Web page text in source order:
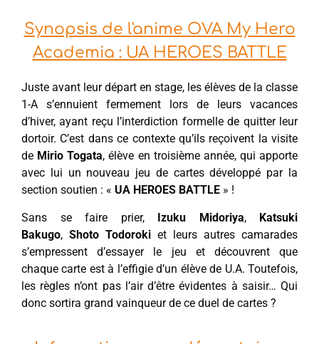
Synopsis de l'anime OVA My Hero
Academia : UA HEROES BATTLE
Juste avant leur départ en stage, les élèves de la classe
1-A s’ennuient fermement lors de leurs vacances
d’hiver, ayant reçu l’interdiction formelle de quitter leur
dortoir. C’est dans ce contexte qu’ils reçoivent la visite
de Mirio Togata, élève en troisième année, qui apporte
avec lui un nouveau jeu de cartes développé par la
section soutien : « UA HEROES BATTLE » !
Sans se faire prier, Izuku Midoriya, Katsuki
Bakugo, Shoto Todoroki et leurs autres camarades
s’empressent d’essayer le jeu et découvrent que
chaque carte est à l’effigie d’un élève de U.A. Toutefois,
les règles n’ont pas l’air d’être évidentes à saisir… Qui
donc sortira grand vainqueur de ce duel de cartes ?